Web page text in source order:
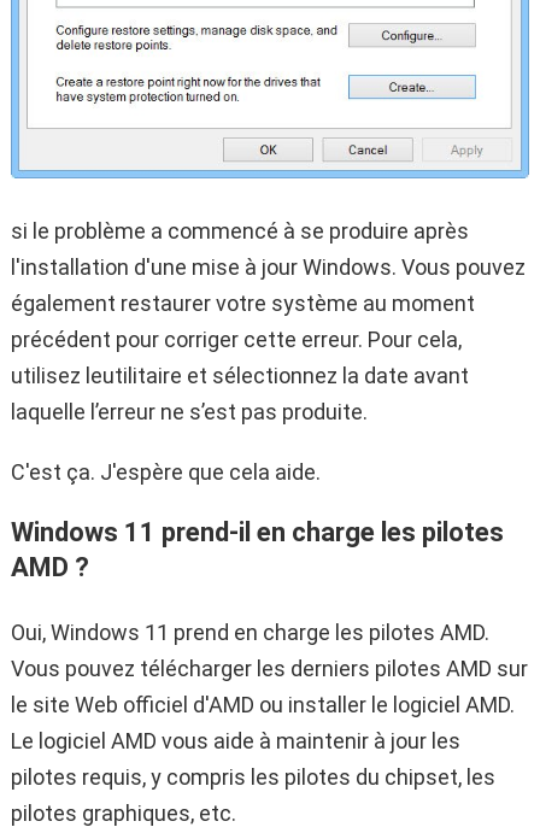
si le problème a commencé à se produire après
l'installation d'une mise à jour Windows. Vous pouvez
également restaurer votre système au moment
précédent pour corriger cette erreur. Pour cela,
utilisez leutilitaire et sélectionnez la date avant
laquelle l’erreur ne s’est pas produite.
C'est ça. J'espère que cela aide.
Windows 11 prend-il en charge les pilotes
AMD ?
Oui, Windows 11 prend en charge les pilotes AMD.
Vous pouvez télécharger les derniers pilotes AMD sur
le site Web officiel d'AMD ou installer le logiciel AMD.
Le logiciel AMD vous aide à maintenir à jour les
pilotes requis, y compris les pilotes du chipset, les
pilotes graphiques, etc.